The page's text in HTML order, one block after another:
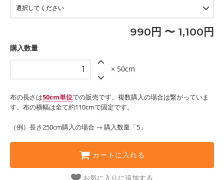
もっと詳しく見る
990円 〜 1,100円
購入数量
× 50cm
布の長さは50cm単位での販売です。複数購入の場合は繋がっていま
す。布の横幅は全て約110cmで固定です。
（例）長さ250cm購入の場合 → 購入数量「5」
カートに入れる
お気に入りに追加する